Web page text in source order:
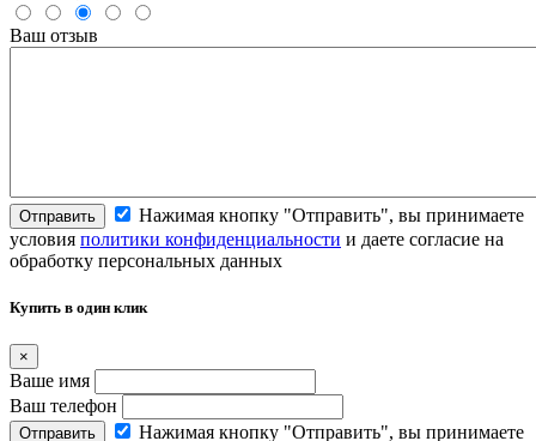
Ваш отзыв
Отправить
Нажимая кнопку "Отправить", вы принимаете
условия политики конфиденциальности и даете согласие на
обработку персональных данных
Купить в один клик
×
Ваше имя
Ваш телефон
Отправить
Нажимая кнопку "Отправить", вы принимаете